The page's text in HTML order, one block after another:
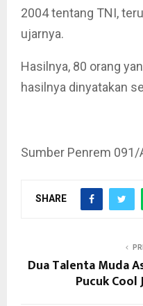
2004 tentang TNI,
ujarnya.
Hasilnya, 80 orang
hasilnya dinyatakan
Sumber Penrem 091/
SHARE
Dua Talenta Muda
Pucuk Cool